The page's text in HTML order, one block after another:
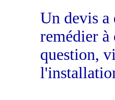
Un devis a
remédier à
question,